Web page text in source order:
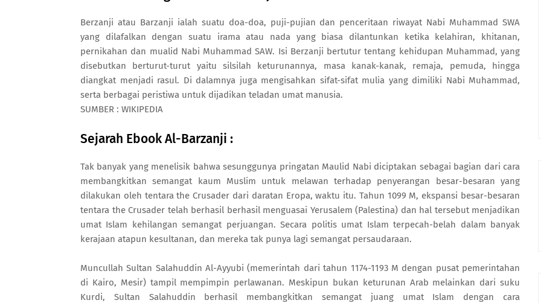
Berzanji atau Barzanji ialah suatu doa-doa, puji-pujian dan penceritaan riwayat Nabi Muhammad SWA
yang dilafalkan dengan suatu irama atau nada yang biasa dilantunkan ketika kelahiran, khitanan,
pernikahan dan mualid Nabi Muhammad SAW. Isi Berzanji bertutur tentang kehidupan Muhammad, yang
disebutkan berturut-turut yaitu silsilah keturunannya, masa kanak-kanak, remaja, pemuda, hingga
diangkat menjadi rasul. Di dalamnya juga mengisahkan sifat-sifat mulia yang dimiliki Nabi Muhammad,
serta berbagai peristiwa untuk dijadikan teladan umat manusia.
SUMBER : WIKIPEDIA
Sejarah Ebook Al-Barzanji :
Tak banyak yang menelisik bahwa sesunggunya pringatan Maulid Nabi diciptakan sebagai bagian dari cara
membangkitkan semangat kaum Muslim untuk melawan terhadap penyerangan besar-besaran yang
dilakukan oleh tentara the Crusader dari daratan Eropa, waktu itu. Tahun 1099 M, ekspansi besar-besaran
tentara the Crusader telah berhasil berhasil menguasai Yerusalem (Palestina) dan hal tersebut menjadikan
umat Islam kehilangan semangat perjuangan. Secara politis umat Islam terpecah-belah dalam banyak
kerajaan atapun kesultanan, dan mereka tak punya lagi semangat persaudaraan.
Muncullah Sultan Salahuddin Al-Ayyubi (memerintah dari tahun 1174-1193 M dengan pusat pemerintahan
di Kairo, Mesir) tampil mempimpin perlawanan. Meskipun bukan keturunan Arab melainkan dari suku
Kurdi, Sultan Salahuddin berhasil membangkitkan semangat juang umat Islam dengan cara